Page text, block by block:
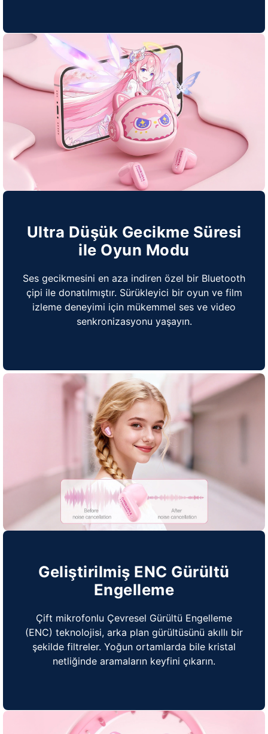
Ultra Düşük Gecikme Süresi
ile Oyun Modu
Ses gecikmesini en aza indiren özel bir Bluetooth
çipi ile donatılmıştır. Sürükleyici bir oyun ve film
izleme deneyimi için mükemmel ses ve video
senkronizasyonu yaşayın.
Geliştirilmiş ENC Gürültü
Engelleme
Çift mikrofonlu Çevresel Gürültü Engelleme
(ENC) teknolojisi, arka plan gürültüsünü akıllı bir
şekilde filtreler. Yoğun ortamlarda bile kristal
netliğinde aramaların keyfini çıkarın.